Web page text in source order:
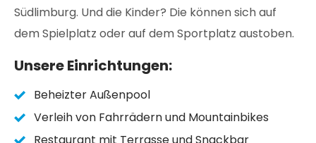
Südlimburg. Und die Kinder? Die können sich auf
dem Spielplatz oder auf dem Sportplatz austoben.
Unsere Einrichtungen:
Beheizter Außenpool
Verleih von Fahrrädern und Mountainbikes